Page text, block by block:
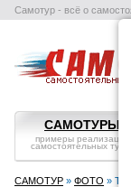
Самотур - всё о
САМОТУРЫ
примеры реализации
самостоятельных туров
САМОТУР » ФОТО »